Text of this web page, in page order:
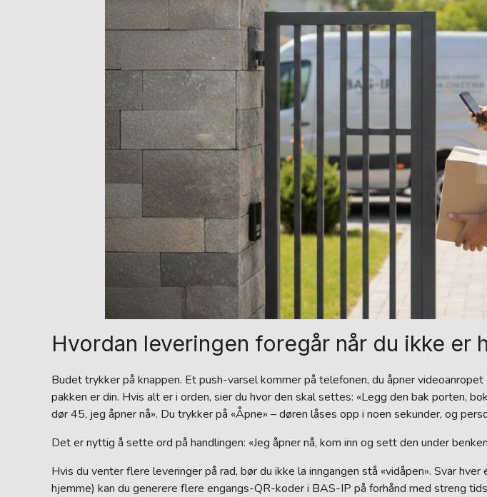
Hvordan leveringen foregår når du ikke er
Budet trykker på knappen. Et push-varsel kommer på telefonen, du åpner
pakken er din. Hvis alt er i orden, sier du hvor den skal settes: «Legg den bak porten,
dør 45, jeg åpner nå». Du trykker på «Åpne» – døren låses opp i noen sekunder, og
Det er nyttig å sette ord på handlingen: «Jeg åpner nå, kom inn og sett den under
Hvis du venter flere leveringer på rad, bør du ikke la inngangen stå «vidåpen». Svar
hjemme) kan du generere flere engangs-QR-koder i BAS-IP på forhånd med streng